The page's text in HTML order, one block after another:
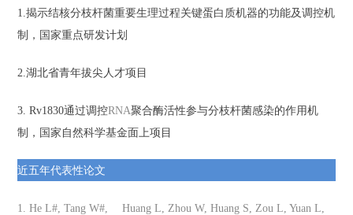
1.揭示结核分枝杆菌重要生理过程关键蛋白质机器的功能及调控机
制，国家重点研发计划
2.湖北省青年拔尖人才项目
3. Rv1830通过调控RNA聚合酶活性参与分枝杆菌感染的作用机
制，国家自然科学基金面上项目
近五年代表性论文
1. He L#, Tang W#, Huang L, Zhou W, Huang S, Zou L, Yuan L,